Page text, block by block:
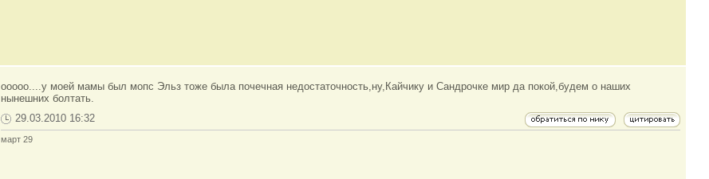
ооооо....у моей мамы был мопс Эльз тоже была почечная недостаточность,ну,Кайчику и Сандрочке мир да покой,будем о наших
нынешних болтать.
29.03.2010 16:32
март 29